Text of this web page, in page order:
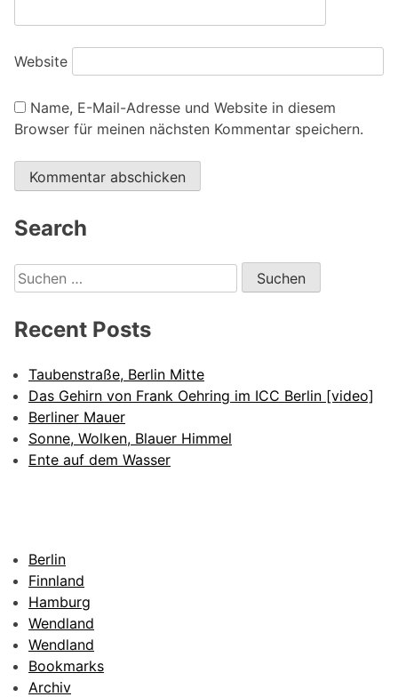
Website
Name, E-Mail-Adresse und Website in diesem
Browser für meinen nächsten Kommentar speichern.
Alternative:
Search
Suchen
nach:
Recent Posts
Taubenstraße, Berlin Mitte
Das Gehirn von Frank Oehring im ICC Berlin [video]
Berliner Mauer
Sonne, Wolken, Blauer Himmel
Ente auf dem Wasser
Berlin
Finnland
Hamburg
Wendland
Wendland
Bookmarks
Archiv